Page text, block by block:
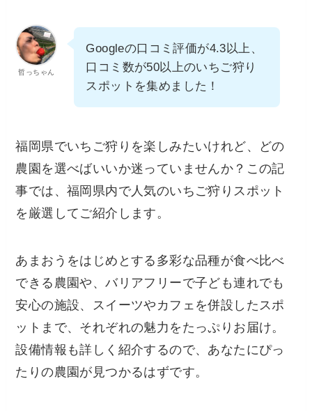
哲っちゃん
Googleの口コミ評価が4.3以上、
口コミ数が50以上のいちご狩り
スポットを集めました！
福岡県でいちご狩りを楽しみたいけれど、どの
農園を選べばいいか迷っていませんか？この記
事では、福岡県内で人気のいちご狩りスポット
を厳選してご紹介します。
あまおうをはじめとする多彩な品種が食べ比べ
できる農園や、バリアフリーで子ども連れでも
安心の施設、スイーツやカフェを併設したスポ
ットまで、それぞれの魅力をたっぷりお届け。
設備情報も詳しく紹介するので、あなたにぴっ
たりの農園が見つかるはずです。